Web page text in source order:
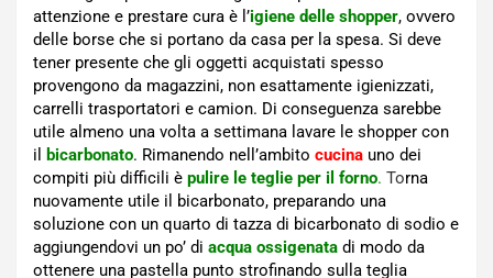
attenzione e prestare cura è l’igiene delle shopper, ovvero
delle borse che si portano da casa per la spesa. Si deve
tener presente che gli oggetti acquistati spesso
provengono da magazzini, non esattamente igienizzati,
carrelli trasportatori e camion. Di conseguenza sarebbe
utile almeno una volta a settimana lavare le shopper con
il
bicarbonato. Rimanendo nell’ambito cucina uno dei
compiti più difficili è pulire le teglie per il forno. Torna
nuovamente utile il bicarbonato, preparando una
soluzione con un quarto di tazza di bicarbonato di sodio e
aggiungendovi un po’ di acqua ossigenata di modo da
ottenere una pastella punto strofinando sulla teglia